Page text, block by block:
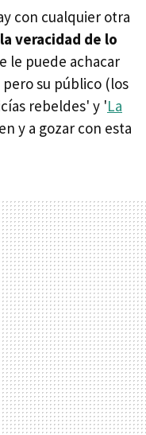
con cualquier otra
veracidad de lo
le puede achacar
su público (los
rebeldes' y 'La
y a gozar con esta